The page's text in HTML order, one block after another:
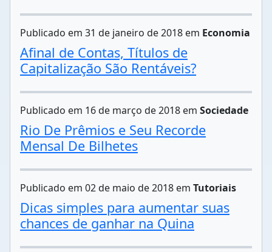
Publicado em 31 de janeiro de 2018 em Economia
Afinal de Contas, Títulos de
Capitalização São Rentáveis?
Publicado em 16 de março de 2018 em Sociedade
Rio De Prêmios e Seu Recorde
Mensal De Bilhetes
Publicado em 02 de maio de 2018 em Tutoriais
Dicas simples para aumentar suas
chances de ganhar na Quina